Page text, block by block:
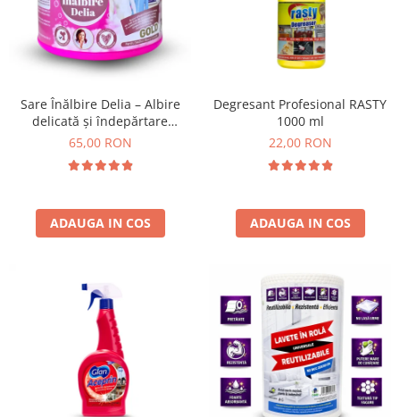
Bioactivatori & Tratamente Fose
Septice
Manusi Protectie
Solutii curatare mobila
Ceaiuri
Cosmetice
Vopsea Par
Ingrijire Par
Ingrijire corp
Ingrijire maini
Ingrijire picioare
Îngrijire Ten
Curatare Intretinere Incaltaminte
Fond de ten
Sare Înălbire Delia – Albire
delicată și îndepărtare
eficientă a petelor 500 g
65,00 RON
ADAUGA IN COS
Degresant Profesional RASTY
1000 ml
22,00 RON
ADAUGA IN COS